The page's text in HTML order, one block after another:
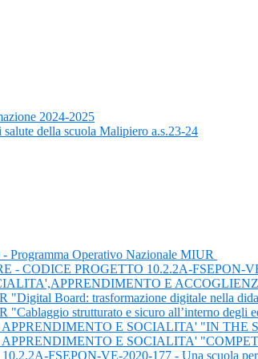
2024-2025
della scuola Malipiero a.s.23-24
Programma Operativo Nazionale MIUR
- CODICE PROGETTO 10.2.2A-FSEPON-
E
"Digital Board: trasformazione digitale nella
"Cablaggio strutturato e sicuro all’interno degli
APPRENDIMENTO E SOCIALITA' "IN THE
APPRENDIMENTO E SOCIALITA'
FSEPON-VE-2020-177 - Una scuola